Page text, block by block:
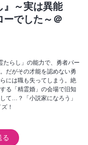
』～実は異能
ーでした～＠
たらし」の能力で、勇者パー
だがその才能を認めない勇
には職も失ってしまう。絶
る「精霊婚」の会場で旧知
て…？「小説家になろう」
！
る